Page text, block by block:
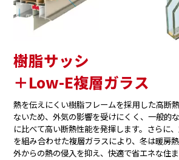
樹脂サッシ
＋Low-E複層ガラス
熱を伝えにくい樹脂フレームを採用した高断
ないため、外気の影響を受けにくく、一般的
に比べて高い断熱性能を発揮します。さらに
を組み合わせた複層ガラスにより、冬は暖房
外からの熱の侵入を抑え、快適で省エネな住ま